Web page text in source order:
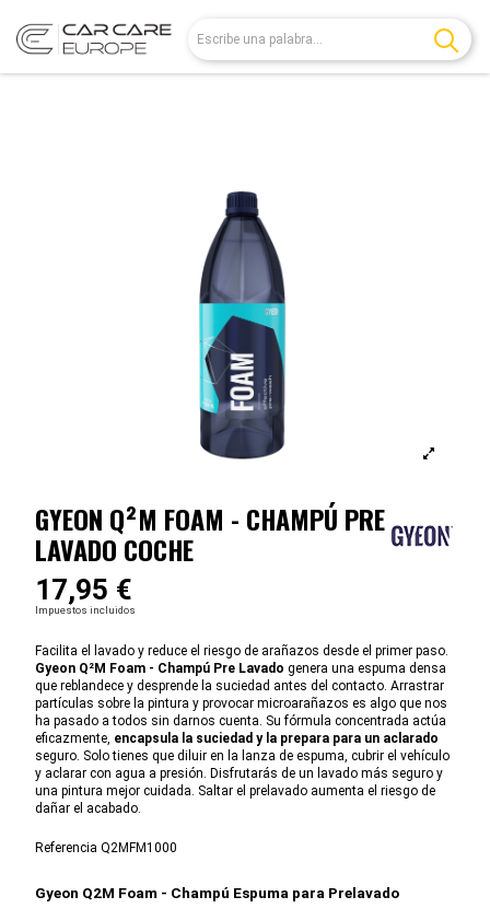
GYEON Q²M FOAM - CHAMPÚ PRE
LAVADO COCHE
17,95 €
Impuestos incluidos
Facilita el lavado y reduce el riesgo de arañazos desde el primer paso.
Gyeon Q²M Foam - Champú Pre Lavado genera una espuma densa
que reblandece y desprende la suciedad antes del contacto. Arrastrar
partículas sobre la pintura y provocar microarañazos es algo que nos
ha pasado a todos sin darnos cuenta. Su fórmula concentrada actúa
eficazmente, encapsula la suciedad y la prepara para un aclarado
seguro. Solo tienes que diluir en la lanza de espuma, cubrir el vehículo
y aclarar con agua a presión. Disfrutarás de un lavado más seguro y
una pintura mejor cuidada. Saltar el prelavado aumenta el riesgo de
dañar el acabado.
Referencia Q2MFM1000
Gyeon Q2M Foam - Champú Espuma para Prelavado